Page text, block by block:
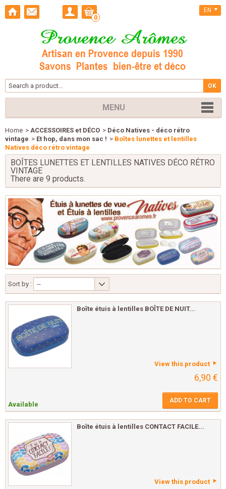
0
EN
MENU
Home > ACCESSOIRES et DÉCO > Déco Natives - déco rétro
vintage > Et hop, dans mon sac ! > Boîtes lunettes et lentilles
Natives déco rétro vintage
BOÎTES LUNETTES ET LENTILLES NATIVES DÉCO RÉTRO
VINTAGE
There are 9 products.
Sort by : --
Boîte étuis à lentilles BOÎTE DE NUIT...
View this product
6,90 €
Available ADD TO CART
Boîte étuis à lentilles CONTACT FACILE...
View this product